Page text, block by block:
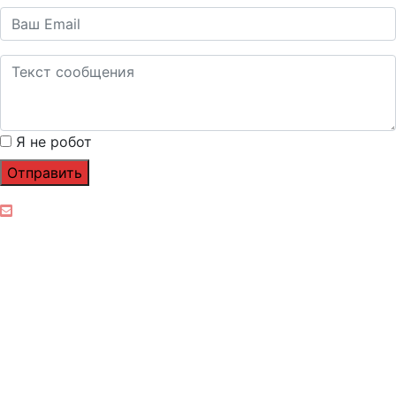
Я не робот
Отправить